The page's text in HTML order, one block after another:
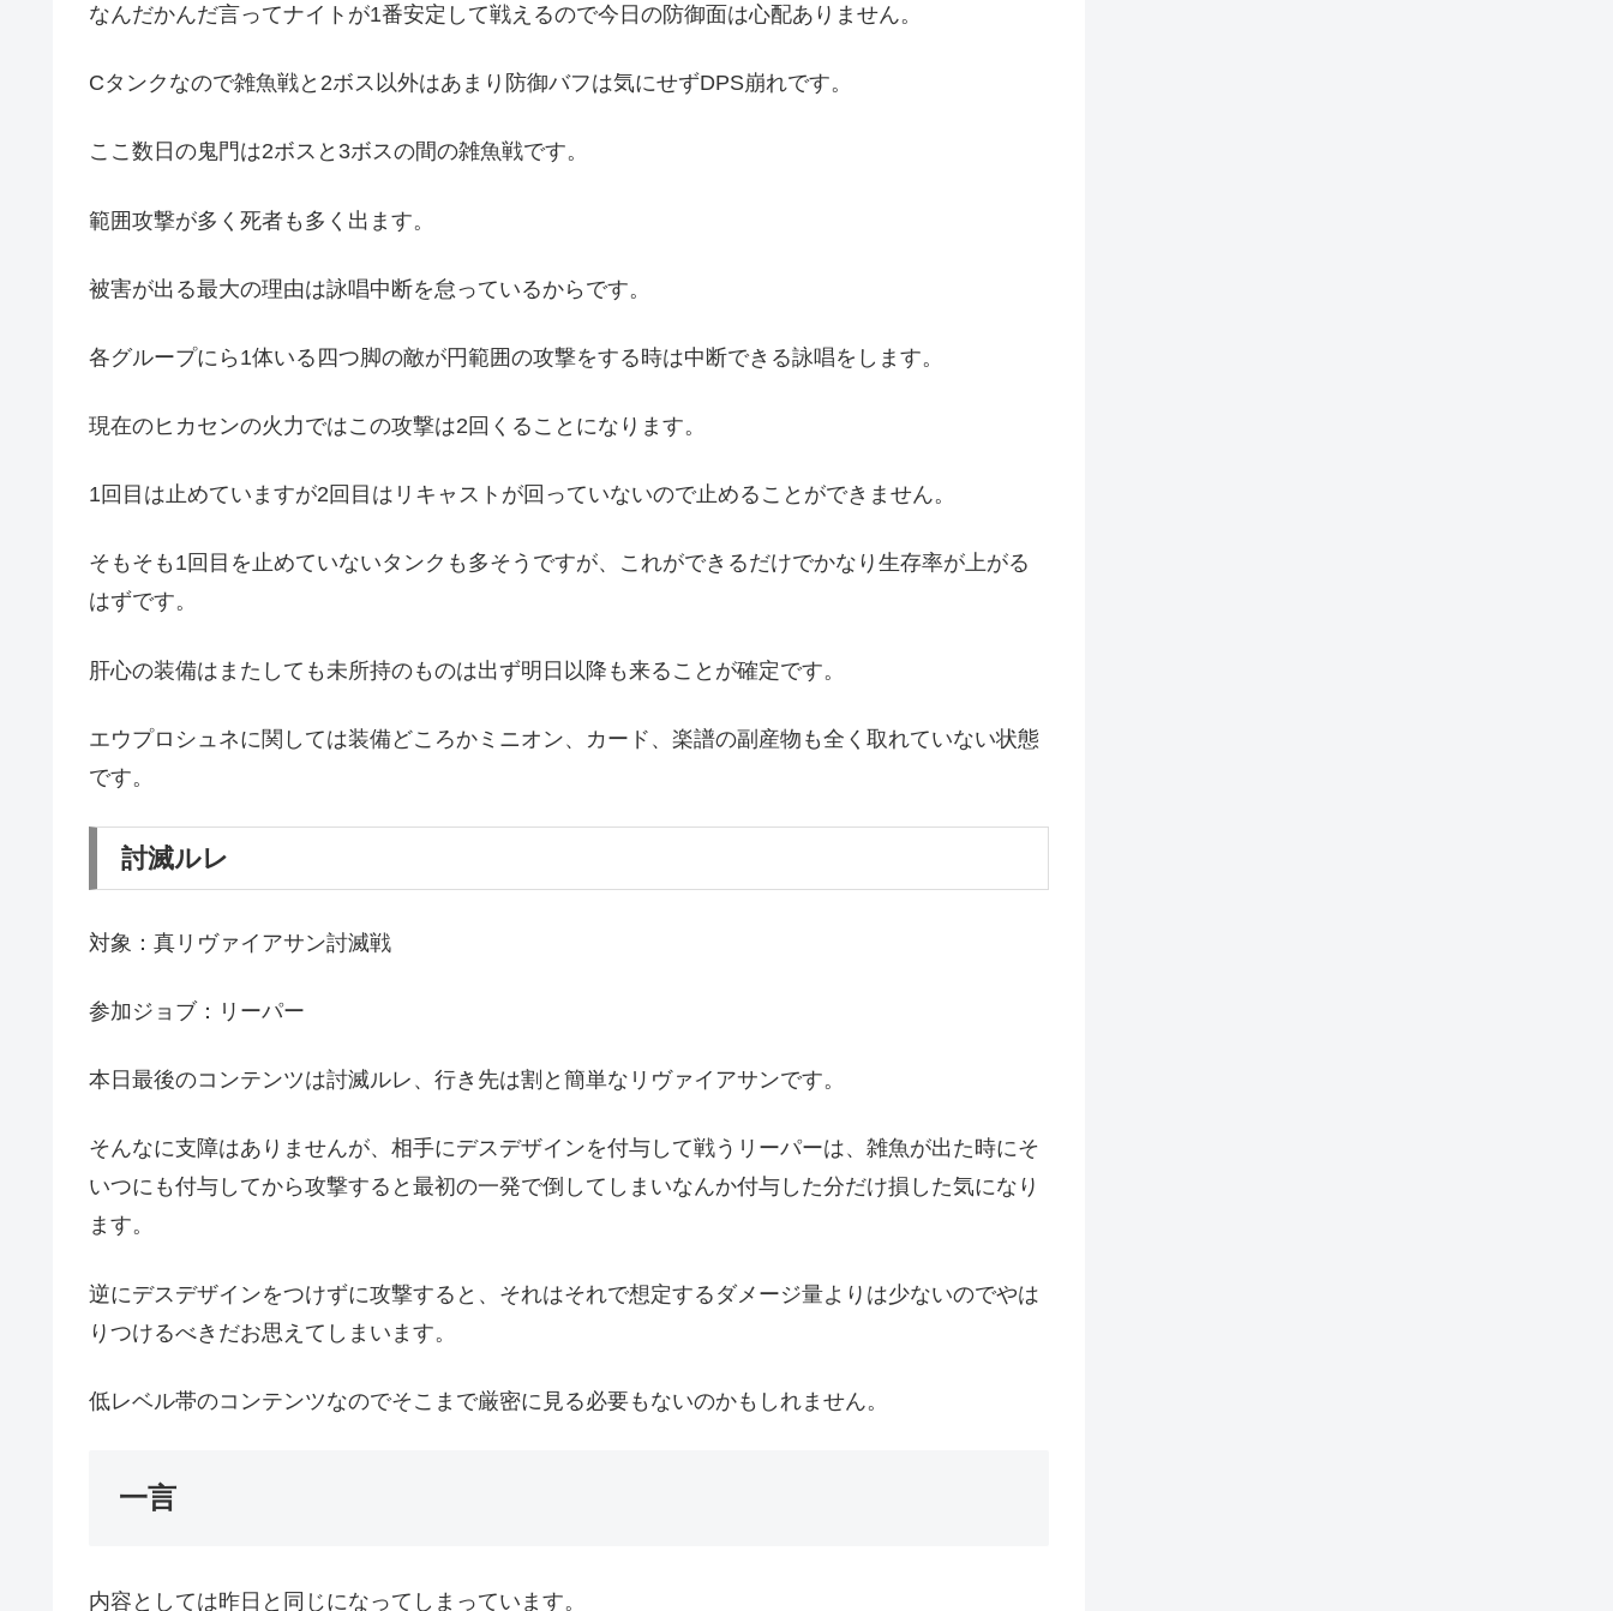
なんだかんだ言ってナイトが1番安定して戦えるので今日の防御面は心配ありません。
Cタンクなので雑魚戦と2ボス以外はあまり防御バフは気にせずDPS崩れです。
ここ数日の鬼門は2ボスと3ボスの間の雑魚戦です。
範囲攻撃が多く死者も多く出ます。
被害が出る最大の理由は詠唱中断を怠っているからです。
各グループにら1体いる四つ脚の敵が円範囲の攻撃をする時は中断できる詠唱をします。
現在のヒカセンの火力ではこの攻撃は2回くることになります。
1回目は止めていますが2回目はリキャストが回っていないので止めることができません。
そもそも1回目を止めていないタンクも多そうですが、これができるだけでかなり生存率が上がる
はずです。
肝心の装備はまたしても未所持のものは出ず明日以降も来ることが確定です。
エウプロシュネに関しては装備どころかミニオン、カード、楽譜の副産物も全く取れていない状態
です。
討滅ルレ
対象：真リヴァイアサン討滅戦
参加ジョブ：リーパー
本日最後のコンテンツは討滅ルレ、行き先は割と簡単なリヴァイアサンです。
そんなに支障はありませんが、相手にデスデザインを付与して戦うリーパーは、雑魚が出た時にそ
いつにも付与してから攻撃すると最初の一発で倒してしまいなんか付与した分だけ損した気になり
ます。
逆にデスデザインをつけずに攻撃すると、それはそれで想定するダメージ量よりは少ないのでやは
りつけるべきだお思えてしまいます。
低レベル帯のコンテンツなのでそこまで厳密に見る必要もないのかもしれません。
一言
内容としては昨日と同じになってしまっています。